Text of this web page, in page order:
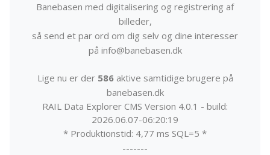
Banebasen med digitalisering og registrering af
billeder,
så send et par ord om dig selv og dine interesser
på info@banebasen.dk
Lige nu er der 586aktive samtidige brugere på
banebasen.dk
RAIL Data Explorer CMS Version 4.0.1 - build:
2026.06.07-06:20:19
* Produktionstid: 4,77 ms SQL=5 *
-------